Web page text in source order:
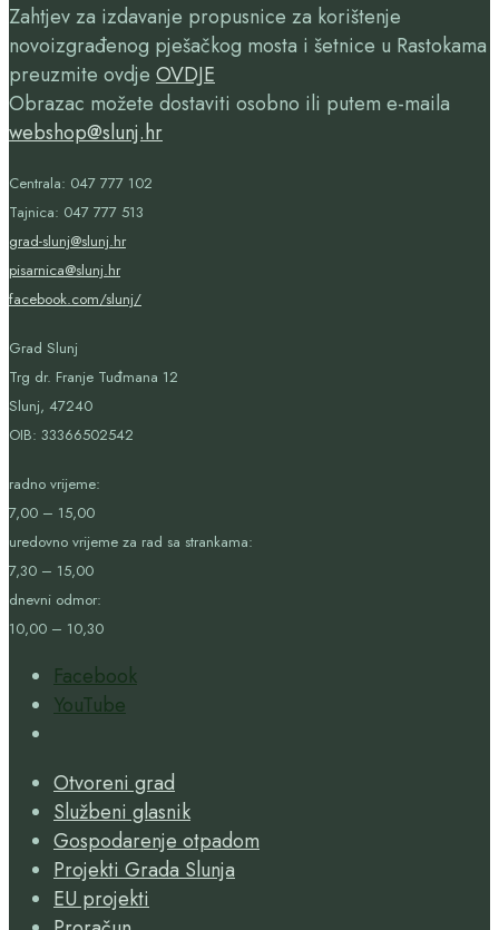
Zahtjev za izdavanje propusnice za korištenje
novoizgrađenog pješačkog mosta i šetnice u Rastokama
preuzmite ovdje OVDJE
Obrazac možete dostaviti osobno ili putem e-maila
webshop@slunj.hr
Centrala: 047 777 102
Tajnica: 047 777 513
grad-slunj@slunj.hr
pisarnica@slunj.hr
facebook.com/slunj/
Grad Slunj
Trg dr. Franje Tuđmana 12
Slunj, 47240
OIB: 33366502542
radno vrijeme:
7,00 – 15,00
uredovno vrijeme za rad sa strankama:
7,30 – 15,00
dnevni odmor:
10,00 – 10,30
Facebook
YouTube
Window
Otvoreni grad
Službeni glasnik
Gospodarenje otpadom
Projekti Grada Slunja
EU projekti